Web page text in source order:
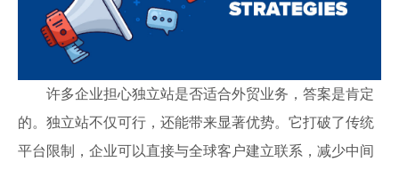
许多企业担心独立站是否适合外贸业务，答案是肯定
的。独立站不仅可行，还能带来显著优势。它打破了传统
平台限制，企业可以直接与全球客户建立联系，减少中间